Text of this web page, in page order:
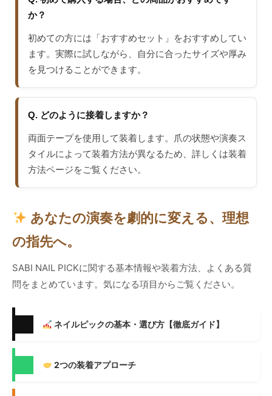
か？
初めての方には「おすすめセット」をおすすめしてい
ます。実際に試しながら、自分に合ったサイズや厚み
を見つけることができます。
Q. どのように接着しますか？
両面テープを使用して装着します。爪の状態や演奏ス
タイルによって装着方法が異なるため、詳しくは装着
方法ページをご覧ください。
あなたの演奏を劇的に変える、理想
の指先へ。
SABI NAIL PICKに関する基本情報や装着方法、よくある質
問をまとめています。気になる項目からご覧ください。
ネイルピックの基本・選び方【徹底ガイド】
2つの装着アプローチ